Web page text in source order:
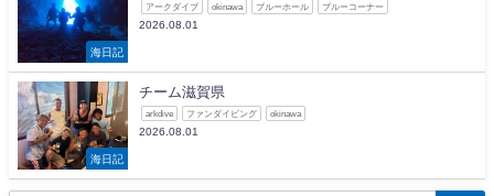
海日記
アークダイブ okinawa ブルーホール ブルーコーナー
2026.08.01
海日記
チーム滋賀県
arkdive ファンダイビング okinawa
2026.08.01